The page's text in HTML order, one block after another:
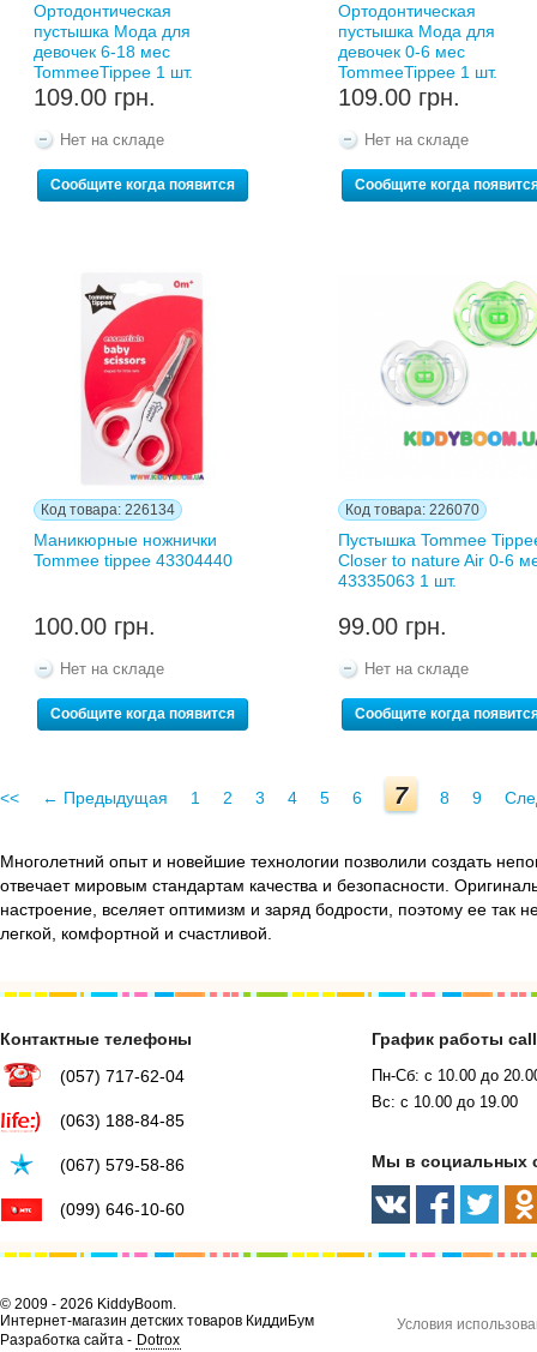
Ортодонтическая
пустышка Мода для
девочек 6-18 мес
TommeeTippee 1 шт.
109.00 грн.
Нет на складе
Сообщите когда появится
Ортодонтическая
пустышка Мода для
девочек 0-6 мес
TommeeTippee 1 шт.
109.00 грн.
Нет на складе
Сообщите когда
Код товара: 226134
Маникюрные ножнички
Tommee tippee 43304440
100.00 грн.
Нет на складе
Сообщите когда появится
Код товара: 226070
Пустышка Tommee
Closer to nature Air 0-6
43335063 1 шт.
99.00 грн.
Нет на складе
Сообщите когда
<< ← Предыдущая 1 2 3 4 5 6 7 8 9
Многолетний опыт и новейшие технологии позволили создать
отвечает мировым стандартам качества и безопасности.
настроение, вселяет оптимизм и заряд бодрости, поэтому ее так
легкой, комфортной и счастливой.
Контактные телефоны
(057) 717-62-04
(063) 188-84-85
(067) 579-58-86
(099) 646-10-60
График работы
Пн-Сб: с 10.00 до
Вс: с 10.00 до 19.00
Мы в социальных
© 2009 - 2026 KiddyBoom.
Интернет-магазин детских товаров КиддиБум
Разработка сайта - Dotrox
Условия